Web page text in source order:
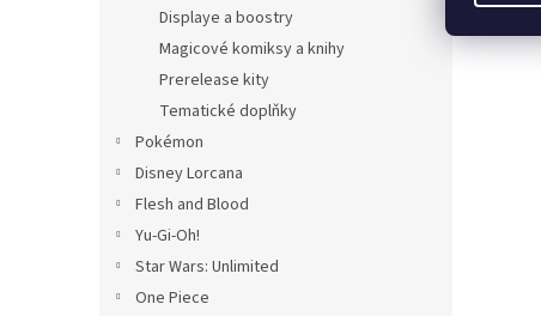
Displaye a boostry
Magicové komiksy a knihy
Prerelease kity
Tematické doplňky
Pokémon
Disney Lorcana
Flesh and Blood
Yu-Gi-Oh!
Star Wars: Unlimited
One Piece